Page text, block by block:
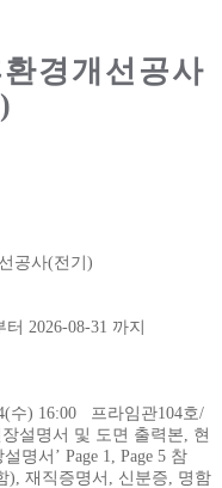
경개선공사
공사(전기)
2026-08-31 까지
수) 16:00 프라임관104호/
설명서 및 도면 출력본, 현
명서’ Page 1, Page 5 참
), 재직증명서, 신분증, 명함